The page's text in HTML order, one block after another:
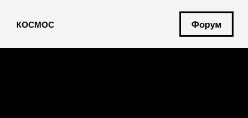
КОСМОС Форум